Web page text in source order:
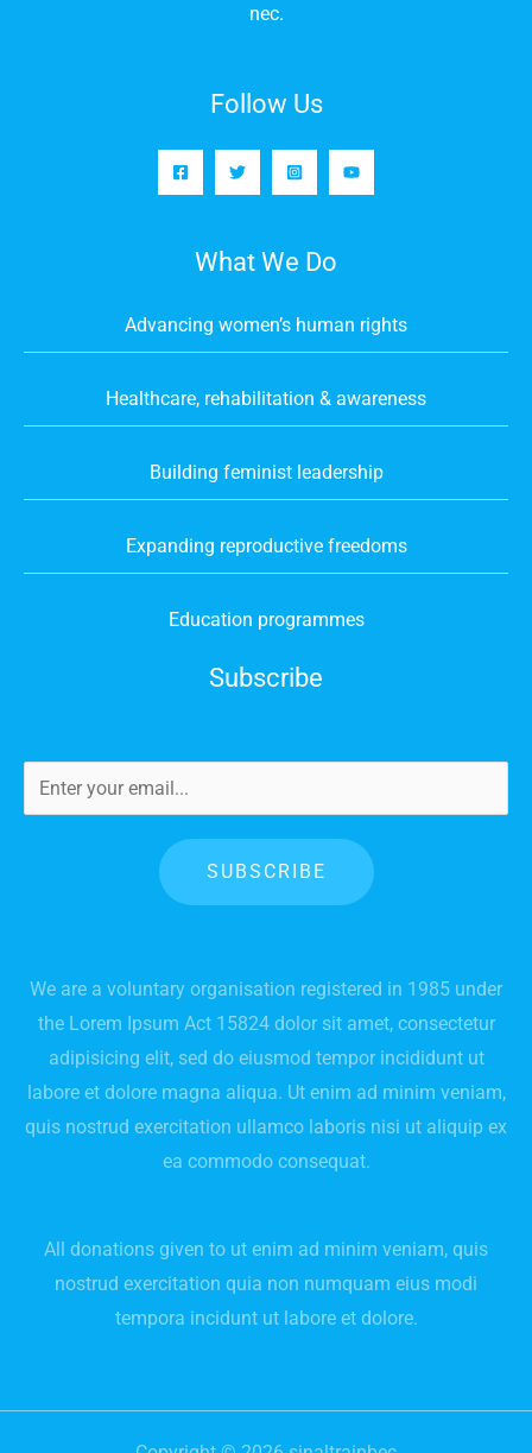
nec.
Follow Us
What We Do
Advancing women’s human rights
Healthcare, rehabilitation & awareness
Building feminist leadership
Expanding reproductive freedoms
Education programmes
Subscribe
SUBSCRIBE
We are a voluntary organisation registered in 1985 under
the Lorem Ipsum Act 15824 dolor sit amet, consectetur
adipisicing elit, sed do eiusmod tempor incididunt ut
labore et dolore magna aliqua. Ut enim ad minim veniam,
quis nostrud exercitation ullamco laboris nisi ut aliquip ex
ea commodo consequat.
All donations given to ut enim ad minim veniam, quis
nostrud exercitation quia non numquam eius modi
tempora incidunt ut labore et dolore.